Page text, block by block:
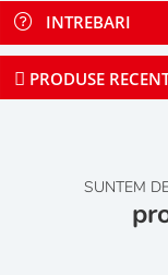
INTREBARI
PRODUSE
SUNTEM